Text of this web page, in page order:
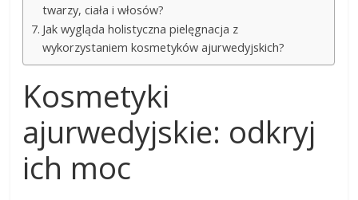
twarzy, ciała i włosów?
Jak wygląda holistyczna pielęgnacja z
wykorzystaniem kosmetyków ajurwedyjskich?
Kosmetyki
ajurwedyjskie: odkryj
ich moc